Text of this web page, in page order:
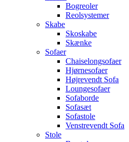
Bogreoler
Reolsystemer
Skabe
Skoskabe
Skænke
Sofaer
Chaiselongsofaer
Hjørnesofaer
Højrevendt Sofa
Loungesofaer
Sofaborde
Sofasæt
Sofastole
Venstrevendt Sofa
Stole